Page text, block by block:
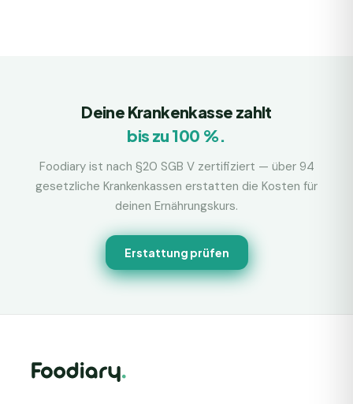
Deine Krankenkasse zahlt
bis zu 100 %.
Foodiary ist nach §20 SGB V zertifiziert — über 94
gesetzliche Krankenkassen erstatten die Kosten für
deinen Ernährungskurs.
Erstattung prüfen